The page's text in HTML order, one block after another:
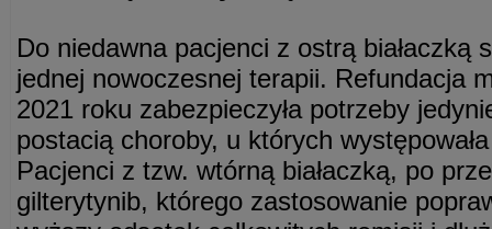
Do niedawna pacjenci z ostrą białaczką
jednej nowoczesnej terapii. Refundacja
2021 roku zabezpieczyła potrzeby
postacią choroby, u których
Pacjenci z tzw. wtórną białaczką, po
gilterytynib, którego zastosowanie